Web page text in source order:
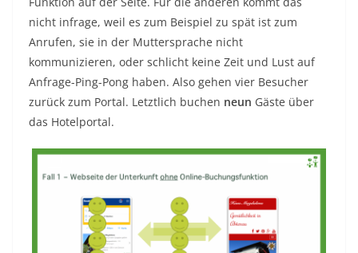
nicht infrage, weil es zum Beispiel zu spät ist zum
Anrufen, sie in der Muttersprache nicht
kommunizieren, oder schlicht keine Zeit und Lust auf
Anfrage-Ping-Pong haben. Also gehen vier Besucher
zurück zum Portal. Letztlich buchen neun Gäste über
das Hotelportal.